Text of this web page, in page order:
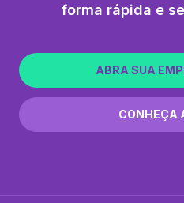
forma rápida e
ABRA SUA
CONHEÇA